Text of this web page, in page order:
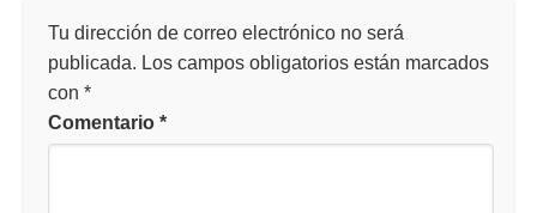
Tu dirección de correo electrónico no será
publicada. Los campos obligatorios están marcados
con *
Comentario *